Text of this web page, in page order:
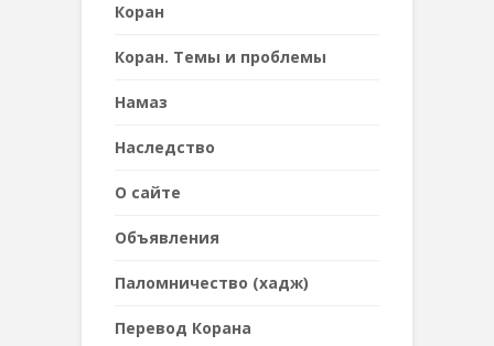
Коран
Коран. Темы и проблемы
Намаз
Наследствo
О сайте
Объявления
Паломничество (хадж)
Перевод Корана